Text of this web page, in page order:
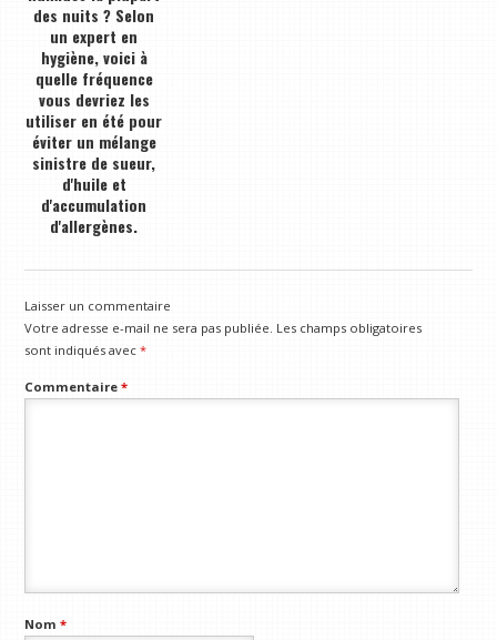
des nuits ? Selon
un expert en
hygiène, voici à
quelle fréquence
vous devriez les
utiliser en été pour
éviter un mélange
sinistre de sueur,
d'huile et
d'accumulation
d'allergènes.
Laisser un commentaire
Votre adresse e-mail ne sera pas publiée. Les champs obligatoires
sont indiqués avec*
Commentaire*
Nom*